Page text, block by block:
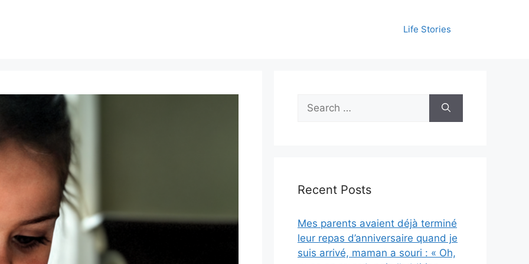
Life Stories
Search
for:
Recent Posts
Mes parents avaient déjà terminé
leur repas d’anniversaire quand je
suis arrivé, maman a souri : « Oh,